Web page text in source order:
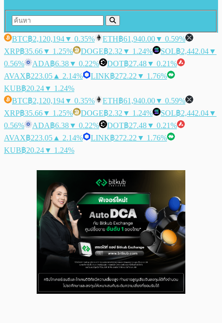
BTC฿2,120,194▼ 0.35% ETH฿61,940.00▼ 0.59%
XRP฿35.66▼ 1.25% DOGE฿2.32 ▼ 1.24% SOL฿2,442.04▼
0.56%
ADA฿6.38▼ 0.22% DOT฿27.48▼ 0.21%
AVAX฿223.05 ▲ 2.14% LINK฿272.22 ▼ 1.76%
KUB฿20.24▼ 1.24%
BTC฿2,120,194▼ 0.35% ETH฿61,940.00▼ 0.59%
XRP฿35.66▼ 1.25% DOGE฿2.32 ▼ 1.24% SOL฿2,442.04▼
0.56%
ADA฿6.38▼ 0.22% DOT฿27.48▼ 0.21%
AVAX฿223.05 ▲ 2.14% LINK฿272.22 ▼ 1.76%
KUB฿20.24▼ 1.24%